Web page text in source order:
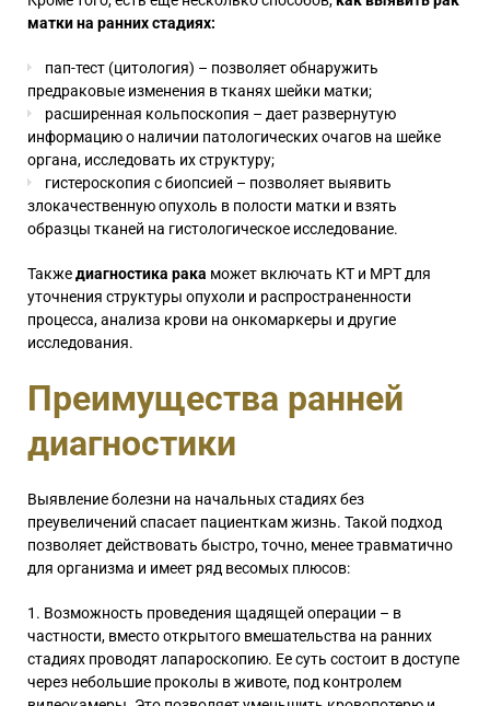
матки на ранних стадиях:
пап-тест (цитология) – позволяет обнаружить
предраковые изменения в тканях шейки матки;
расширенная кольпоскопия – дает развернутую
информацию о наличии патологических очагов на шейке
органа, исследовать их структуру;
гистероскопия с биопсией – позволяет выявить
злокачественную опухоль в полости матки и взять
образцы тканей на гистологическое исследование.
Такжедиагностика рака может включать КТ и МРТ для
уточнения структуры опухоли и распространенности
процесса, анализа крови на онкомаркеры и другие
исследования.
Преимущества ранней
диагностики
Выявление болезни на начальных стадиях без
преувеличений спасает пациенткам жизнь. Такой подход
позволяет действовать быстро, точно, менее травматично
для организма и имеет ряд весомых плюсов:
Возможность проведения щадящей операции – в
частности, вместо открытого вмешательства на ранних
стадиях проводят лапароскопию. Ее суть состоит в доступе
через небольшие проколы в животе, под контролем